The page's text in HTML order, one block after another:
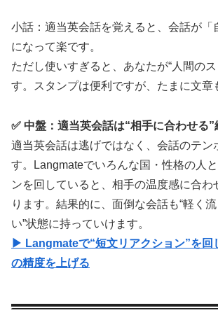
小話：適当英会話を覚えると、会話が「
になって楽です。
ただし使いすぎると、あなたが“人間のス
す。スタンプは便利ですが、たまに文章
✅ 中盤：適当英会話は“相手に合わせる
適当英会話は逃げではなく、会話のテン
す。Langmateでいろんな国・性格の人
ンを回していると、相手の温度感に合わ
ります。結果的に、面倒な会話も“軽く
い”状態に持っていけます。
▶ Langmateで“短文リアクション”を回
の精度を上げる